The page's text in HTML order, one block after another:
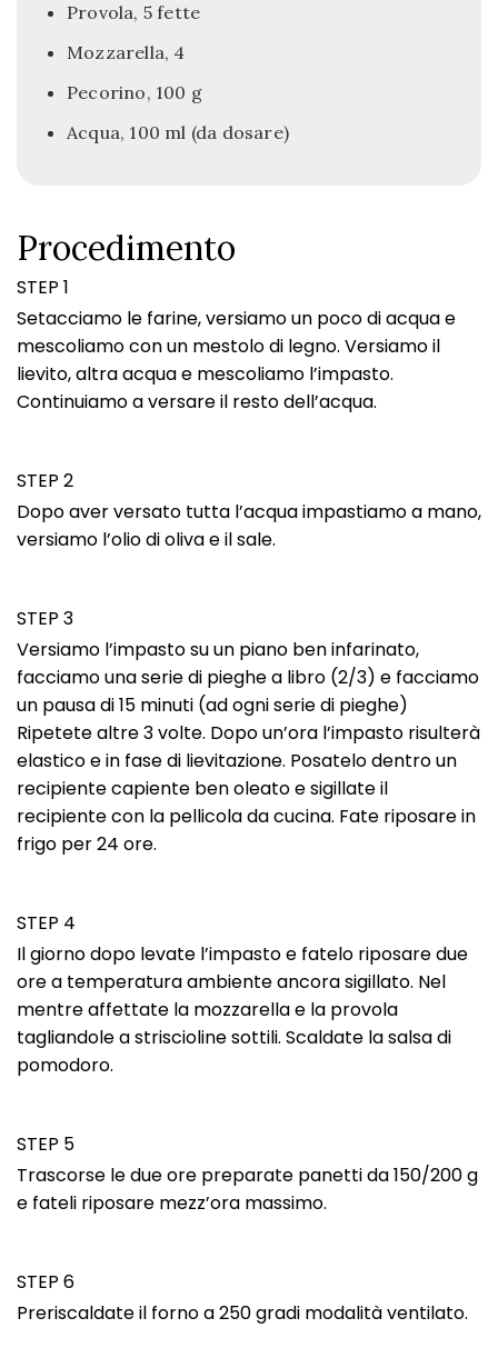
Provola, 5 fette
Mozzarella, 4
Pecorino, 100 g
Acqua, 100 ml (da dosare)
Procedimento
STEP 1
Setacciamo le farine, versiamo un poco di acqua e
mescoliamo con un mestolo di legno. Versiamo il
lievito, altra acqua e mescoliamo l’impasto.
Continuiamo a versare il resto dell’acqua.
STEP 2
Dopo aver versato tutta l’acqua impastiamo a mano,
versiamo l’olio di oliva e il sale.
STEP 3
Versiamo l’impasto su un piano ben infarinato,
facciamo una serie di pieghe a libro (2/3) e facciamo
un pausa di 15 minuti (ad ogni serie di pieghe)
Ripetete altre 3 volte. Dopo un’ora l’impasto risulterà
elastico e in fase di lievitazione. Posatelo dentro un
recipiente capiente ben oleato e sigillate il
recipiente con la pellicola da cucina. Fate riposare in
frigo per 24 ore.
STEP 4
Il giorno dopo levate l’impasto e fatelo riposare due
ore a temperatura ambiente ancora sigillato. Nel
mentre affettate la mozzarella e la provola
tagliandole a striscioline sottili. Scaldate la salsa di
pomodoro.
STEP 5
Trascorse le due ore preparate panetti da 150/200 g
e fateli riposare mezz’ora massimo.
STEP 6
Preriscaldate il forno a 250 gradi modalità ventilato.